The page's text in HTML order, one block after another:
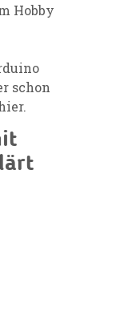
Hobby
schon